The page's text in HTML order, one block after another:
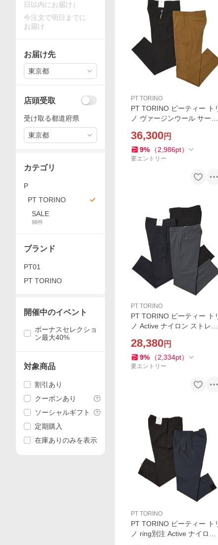
PT TORINO
PT TORINO ピーティー ト
ノ ヴァージンウール サージ
OM FIT
36,300円
9% （2,986pt）
要エントリー
PT TORINO
PT TORINO ピーティー ト
ノ Active ナイロン ストレッ
LON BACK ZIP
28,380円
9% （2,334pt）
要エントリー
PT TORINO
PT TORINO ピーティー ト
ノ ring別注 Active ナイロン
日以内にお届け）
今注文で明日までに
お届け
お届け先
東京都
店頭受取
受け取る都道府県
東京都
カテゴリ
P
PT TORINO
SALE
98件
ブランド
PT01
PT TORINO
開催中のイベント
ボーナスセレクショ
ン最大40%
対象商品
割引あり
クーポンあり
ソーシャルギフト
定期購入
在庫ありのみを表示